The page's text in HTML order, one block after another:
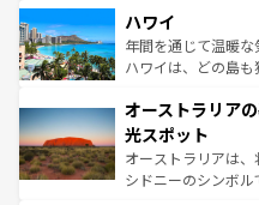
着のスイス情報は
のような巨大都市は
ンメントが詰まっ
西部には大自然が
部のニューオーリン
文化が魅力。旅行者
しみながら、その多
るだろう。車でのロ
ハワイ
年間を通じて温暖
ハワイは、どの島
ワイ島は見逃せない
島だが、静かな自然
おすすめ。エメラル
文化や歴史が息づ
オーストラリア
光スポット
オーストラリアは、
シドニーのシンボ